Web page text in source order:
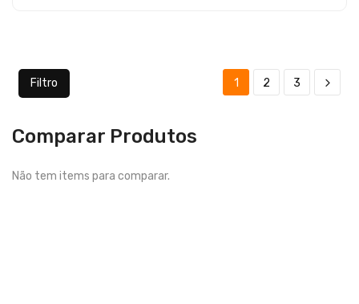
Filtro 1 2 3
Comparar Produtos
Não tem items para comparar.